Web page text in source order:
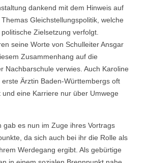
dankend mit dem Hinweis auf
Gleichstellungspolitik, welche
Zielsetzung verfolgt.
seine Worte von Schulleiter Ansgar
Zusammenhang auf die
Nachbarschule verwies. Auch Karoline
Ärztin Baden-Württembergs oft
eine Karriere nur über Umwege
gab es nun im Zuge ihres Vortrags
da sich auch bei ihr die Rolle als
Werdegang ergibt. Als gebürtige